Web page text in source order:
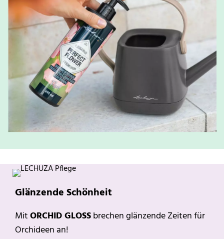
Glänzende Schönheit
MitORCHID GLOSSbrechen glänzende Zeiten für
Orchideen an!